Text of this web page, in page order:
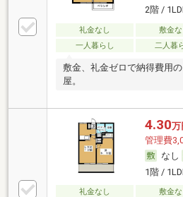
2階 /
礼金なし 敷金な
一人暮らし
二人暮
敷金、礼金ゼロで納得費用
屋。
4.30万
管理費
なし
1階 /
礼金なし 敷金な